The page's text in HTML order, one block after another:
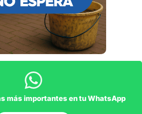
más importantes en tu WhatsApp